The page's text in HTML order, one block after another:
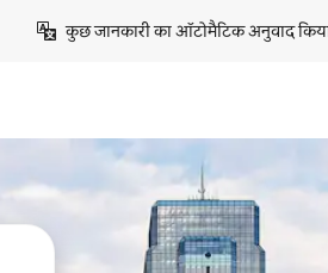
कुछ जानकारी का ऑटोमैटिक अनुवाद